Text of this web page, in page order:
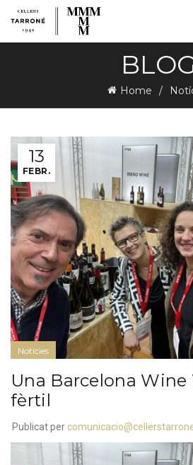
Home
13
FEBR.
Notícies
Una Barcelona
fèrtil
Publicat per